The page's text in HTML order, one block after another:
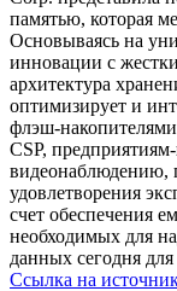
памятью, которая
Основываясь на
инновации с
архитектура
оптимизирует и
флэш-
CSP,
видеонаблюдению,
удовлетворения
счет обеспечения
необходимых для
данных сегодня
Ссылка на